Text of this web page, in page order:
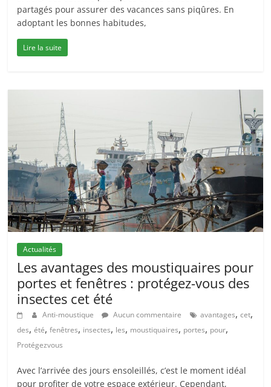
partagés pour assurer des vacances sans piqûres. En
adoptant les bonnes habitudes,
Lire la suite
Actualités
Les avantages des moustiquaires pour
portes et fenêtres : protégez-vous des
insectes cet été
Anti-moustique Aucun commentaire avantages,cet,
des,été,fenêtres, insectes, les, moustiquaires, portes, pour,
Protégezvous
Avec l’arrivée des jours ensoleillés, c’est le moment idéal
pour profiter de votre espace extérieur. Cependant,